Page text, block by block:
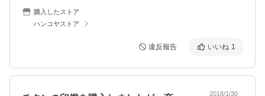
購入したストア
ハンコヤストア
違反報告 いいね 1
2018/1/30